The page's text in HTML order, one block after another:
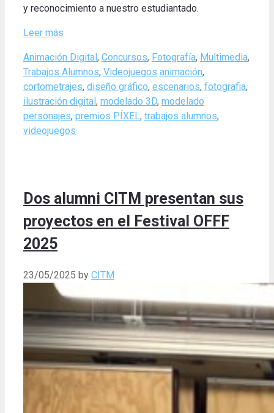
y reconocimiento a nuestro estudiantado.
Leer más
Categories
Animación Digital, Concursos, Fotografía, Multimedia,
Trabajos Alumnos, Videojuegos Tags
animación,
cortometrajes, diseño gráfico, escenarios, fotografia,
ilustración digital, modelado 3D, modelado
personajes, premios PÍXEL, trabajos alumnos,
videojuegos
Dos alumni CITM presentan sus
proyectos en el Festival OFFF
2025
23/05/2025 by CITM